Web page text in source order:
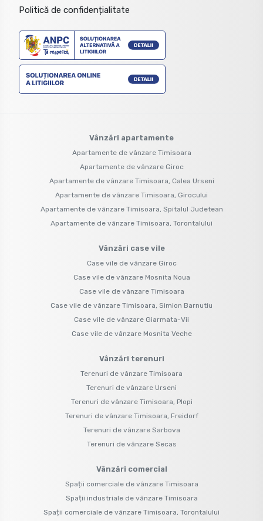
Politică de confidențialitate
Vânzări apartamente
Apartamente de vânzare Timisoara
Apartamente de vânzare Giroc
Apartamente de vânzare Timisoara, Calea Urseni
Apartamente de vânzare Timisoara, Girocului
Apartamente de vânzare Timisoara, Spitalul Judetean
Apartamente de vânzare Timisoara, Torontalului
Vânzări case vile
Case vile de vânzare Giroc
Case vile de vânzare Mosnita Noua
Case vile de vânzare Timisoara
Case vile de vânzare Timisoara, Simion Barnutiu
Case vile de vânzare Giarmata-Vii
Case vile de vânzare Mosnita Veche
Vânzări terenuri
Terenuri de vânzare Timisoara
Terenuri de vânzare Urseni
Terenuri de vânzare Timisoara, Plopi
Terenuri de vânzare Timisoara, Freidorf
Terenuri de vânzare Sarbova
Terenuri de vânzare Secas
Vânzări comercial
Spații comerciale de vânzare Timisoara
Spații industriale de vânzare Timisoara
Spații comerciale de vânzare Timisoara, Torontalului